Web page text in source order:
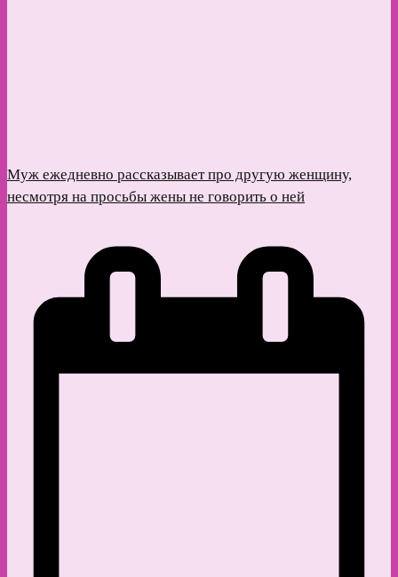
Муж ежедневно рассказывает про другую женщину,
несмотря на просьбы жены не говорить о ней